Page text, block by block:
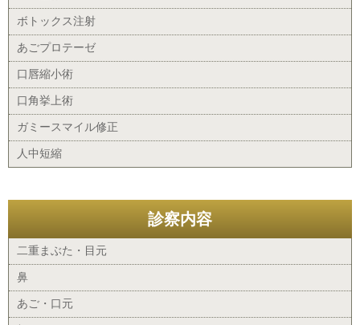
ボトックス注射
あごプロテーゼ
口唇縮小術
口角挙上術
ガミースマイル修正
人中短縮
診察内容
二重まぶた・目元
鼻
あご・口元